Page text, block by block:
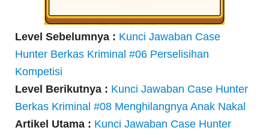
Level Sebelumnya : Kunci Jawaban Case
Hunter Berkas Kriminal #06 Perselisihan
Kompetisi
Level Berikutnya : Kunci Jawaban Case Hunter
Berkas Kriminal #08 Menghilangnya Anak Nakal
Artikel Utama : Kunci Jawaban Case Hunter